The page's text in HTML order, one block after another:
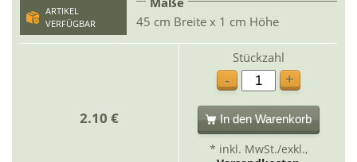
ARTIKEL
VERFÜGBAR
45 cm Breite x 1 cm Höhe
2.10 €
Stückzahl
-
+
In den Warenkorb
* inkl. MwSt./exkl.,